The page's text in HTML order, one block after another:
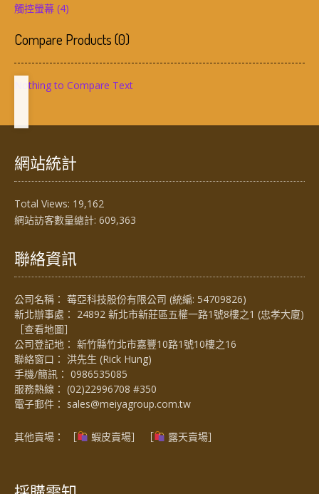
觸控螢幕 (4)
Compare Products(0)
Nothing to Compare Text
網站統計
Total Views: 19,162
網站訪客數量總計: 609,363
聯絡資訊
公司名稱： 莓亞科技股份有限公司 (統編: 54709826)
新北辦事處： 24892 新北市新莊區五權一路1號8樓之1 (忠孝大廈)
［查看地圖］
公司登記地： 新竹縣竹北市嘉豐10路1號10樓之16
聯絡窗口： 洪先生 (Rick Hung)
手機/簡訊： 0986535085
服務熱線： (02)22996708 #350
電子郵件： sales@meiyagroup.com.tw
其他賣場： ［ 蝦皮賣場］ ［ 露天賣場］